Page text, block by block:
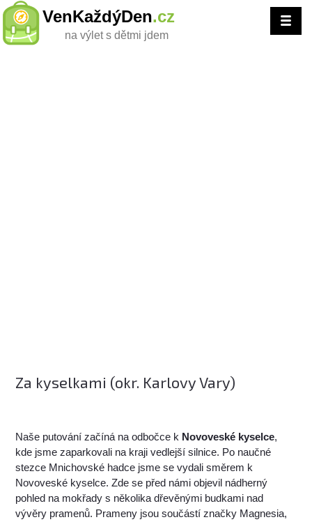
VenKaždýDen.cz
na výlet s dětmi jdem
Za kyselkami (okr. Karlovy Vary)
Naše putování začíná na odbočce k Novoveské kyselce,
kde jsme zaparkovali na kraji vedlejší silnice. Po naučné
stezce Mnichovské hadce jsme se vydali směrem k
Novoveské kyselce. Zde se před námi objevil nádherný
pohled na mokřady s několika dřevěnými budkami nad
vývěry pramenů. Prameny jsou součástí značky Magnesia,